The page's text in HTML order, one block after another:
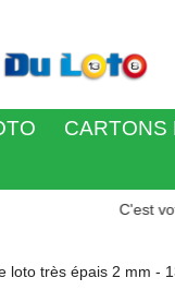
CARTONS
C'est votre jour
loto très épais 2 mm -